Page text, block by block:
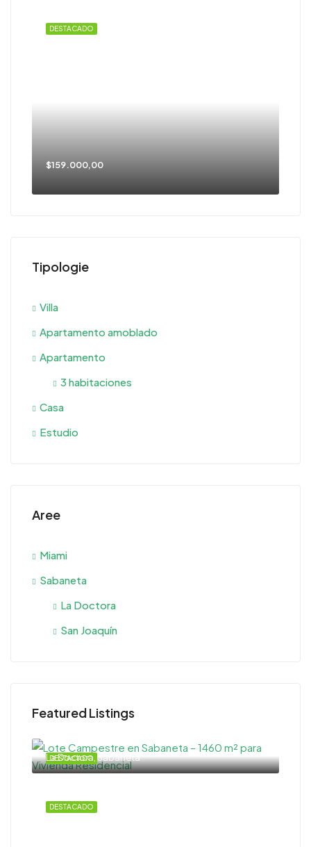
DESTACADO
$159.000,00
Tipologie
Villa
Apartamento amoblado
Apartamento
3 habitaciones
Casa
Estudio
Aree
Miami
Sabaneta
La Doctora
San Joaquín
Featured Listings
DESTACADO
La Doctora, Sabaneta
DESTACADO